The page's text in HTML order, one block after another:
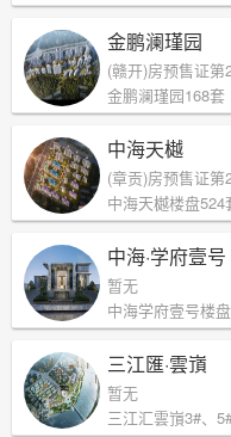
金鹏澜瑾园
(赣开)房预售证第
中海天樾
(章贡)房预售证第
中海·学府壹号
暂无
三江匯·雲嵿
暂无